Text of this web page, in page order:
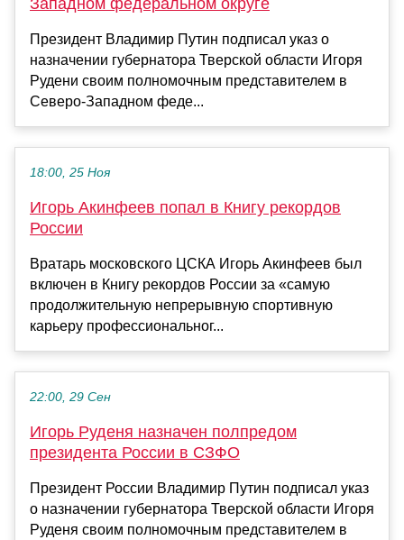
Западном федеральном округе
Президент Владимир Путин подписал указ о
назначении губернатора Тверской области Игоря
Рудени своим полномочным представителем в
Северо-Западном феде...
18:00, 25 Ноя
Игорь Акинфеев попал в Книгу рекордов
России
Вратарь московского ЦСКА Игорь Акинфеев был
включен в Книгу рекордов России за «самую
продолжительную непрерывную спортивную
карьеру профессиональног...
22:00, 29 Сен
Игорь Руденя назначен полпредом
президента России в СЗФО
Президент России Владимир Путин подписал указ
о назначении губернатора Тверской области Игоря
Руденя своим полномочным представителем в